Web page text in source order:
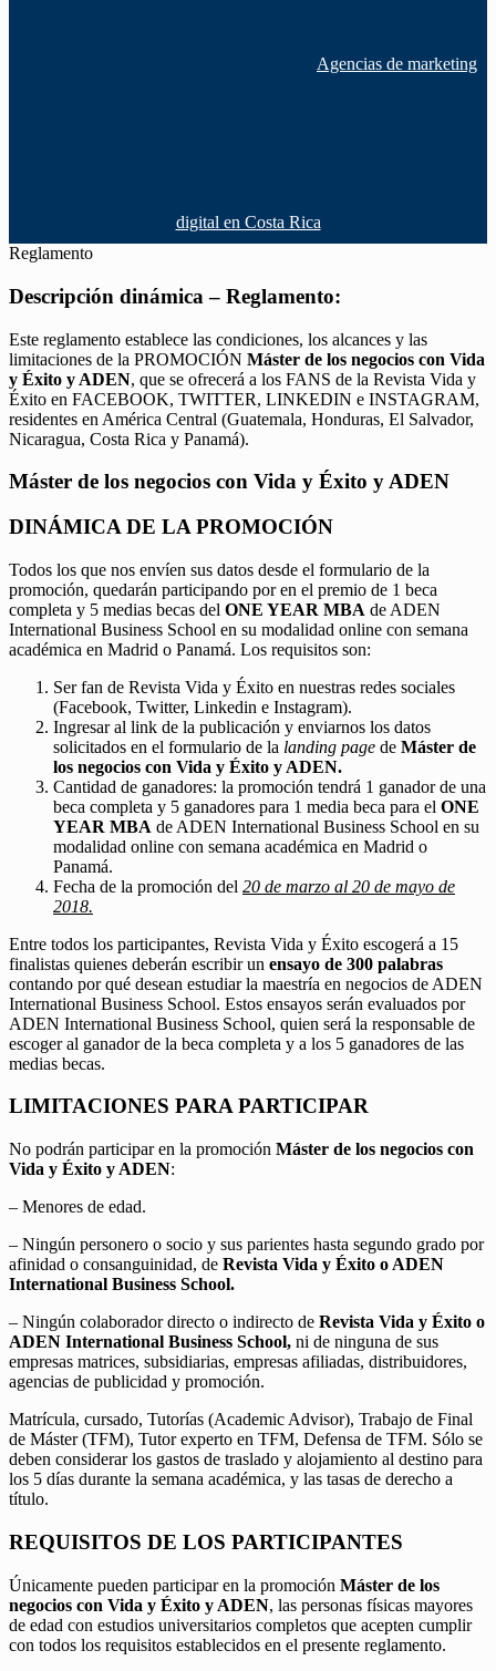
Agencias de marketing
digital en Costa Rica
Reglamento
Descripción dinámica – Reglamento:
Este reglamento establece las condiciones, los alcances y las
limitaciones de la PROMOCIÓN Máster de los negocios con Vida
y Éxito y ADEN, que se ofrecerá a los FANS de la Revista Vida y
Éxito en FACEBOOK, TWITTER, LINKEDIN e INSTAGRAM,
residentes en América Central (Guatemala, Honduras, El Salvador,
Nicaragua, Costa Rica y Panamá).
Máster de los negocios con Vida y Éxito y ADEN
DINÁMICA DE LA PROMOCIÓN
Todos los que nos envíen sus datos desde el formulario de la
promoción, quedarán participando por en el premio de 1 beca
completa y 5 medias becas del ONE YEAR MBA de ADEN
International Business School en su modalidad online con semana
académica en Madrid o Panamá. Los requisitos son:
Ser fan de Revista Vida y Éxito en nuestras redes sociales
(Facebook, Twitter, Linkedin e Instagram).
Ingresar al link de la publicación y enviarnos los datos
solicitados en el formulario de la landing page de Máster de
los negocios con Vida y Éxito y ADEN.
Cantidad de ganadores: la promoción tendrá 1 ganador de una
beca completa y 5 ganadores para 1 media beca para el ONE
YEAR MBA de ADEN International Business School en su
modalidad online con semana académica en Madrid o
Panamá.
Fecha de la promoción del 20 de marzo al 20 de mayo de
2018.
Entre todos los participantes, Revista Vida y Éxito escogerá a 15
finalistas quienes deberán escribir un ensayo de 300 palabras
contando por qué desean estudiar la maestría en negocios de ADEN
International Business School. Estos ensayos serán evaluados por
ADEN International Business School, quien será la responsable de
escoger al ganador de la beca completa y a los 5 ganadores de las
medias becas.
LIMITACIONES PARA PARTICIPAR
No podrán participar en la promoción Máster de los negocios con
Vida y Éxito y ADEN:
– Menores de edad.
– Ningún personero o socio y sus parientes hasta segundo grado por
afinidad o consanguinidad, de Revista Vida y Éxito o ADEN
International Business School.
– Ningún colaborador directo o indirecto de Revista Vida y Éxito o
ADEN International Business School, ni de ninguna de sus
empresas matrices, subsidiarias, empresas afiliadas, distribuidores,
agencias de publicidad y promoción.
Matrícula, cursado, Tutorías (Academic Advisor), Trabajo de Final
de Máster (TFM), Tutor experto en TFM, Defensa de TFM. Sólo se
deben considerar los gastos de traslado y alojamiento al destino para
los 5 días durante la semana académica, y las tasas de derecho a
título.
REQUISITOS DE LOS PARTICIPANTES
Únicamente pueden participar en la promoción Máster de los
negocios con Vida y Éxito y ADEN, las personas físicas mayores
de edad con estudios universitarios completos que acepten cumplir
con todos los requisitos establecidos en el presente reglamento.